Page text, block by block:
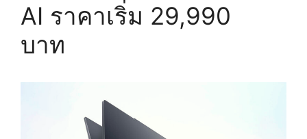
AI ราคาเริ่ม 29,990
บาท